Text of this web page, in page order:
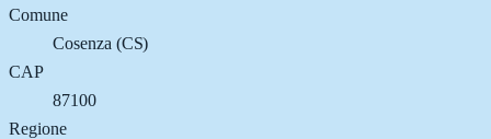
Comune
Cosenza (CS)
CAP
87100
Regione